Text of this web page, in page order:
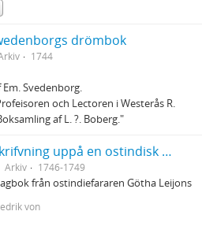
drömbok
1744
Svedenborg.
och Lectoren i Westerås R.
af L. ?. Boberg."
En kort beskrifvning uppå en ostindisk resa till Canton uthi Chinah - förrättat af Carl Fredrich von Schantz ifrån åhr 1746 till åhr 1749
Arkiv 1746-1749
från ostindiefararen Götha Leijons
von